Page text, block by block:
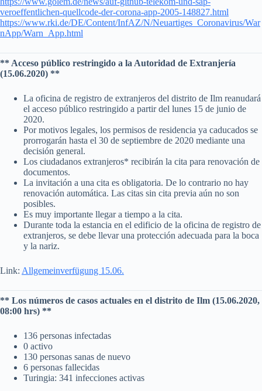
veroeffentlichen-quellcode-der-corona-app-2005-148827.html
https://www.rki.de/DE/Content/InfAZ/N/Neuartiges_Coronavirus/War
nApp/Warn_App.html
** Acceso público restringido a la Autoridad de Extranjería
(15.06.2020) **
La oficina de registro de extranjeros del distrito de Ilm reanudará
el acceso público restringido a partir del lunes 15 de junio de
2020.
Por motivos legales, los permisos de residencia ya caducados se
prorrogarán hasta el 30 de septiembre de 2020 mediante una
decisión general.
Los ciudadanos extranjeros* recibirán la cita para renovación de
documentos.
La invitación a una cita es obligatoria. De lo contrario no hay
renovación automática. Las citas sin cita previa aún no son
posibles.
Es muy importante llegar a tiempo a la cita.
Durante toda la estancia en el edificio de la oficina de registro de
extranjeros, se debe llevar una protección adecuada para la boca
y la nariz.
Link: Allgemeinverfügung 15.06.
** Los números de casos actuales en el distrito de Ilm (15.06.2020,
08:00 hrs) **
136 personas infectadas
0 activo
130 personas sanas de nuevo
6 personas fallecidas
Turingia: 341 infecciones activas